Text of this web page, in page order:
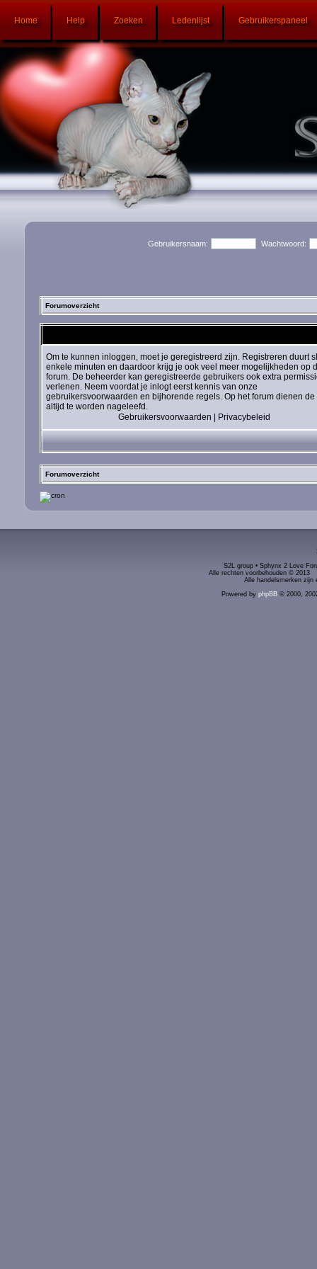
Home Help Zoeken Ledenlijst Gebruikerspaneel
Gebruikersnaam: Wachtwoord:
Forumoverzicht
Om te kunnen inloggen, moet je geregistreerd zijn. Registreren duurt
enkele minuten en daardoor krijg je ook veel meer mogelijkheden op
forum. De beheerder kan geregistreerde gebruikers ook extra
verlenen. Neem voordat je inlogt eerst kennis van onze
gebruikersvoorwaarden en bijhorende regels. Op het forum dienen de
altijd te worden nageleefd.
Gebruikersvoorwaarden
Privacybeleid
Forumoverzicht
S2L group • Sphynx 2 Love
Alle rechten voorbehouden ©
Alle handelsmerken zijn
Powered by phpBB© 2000,